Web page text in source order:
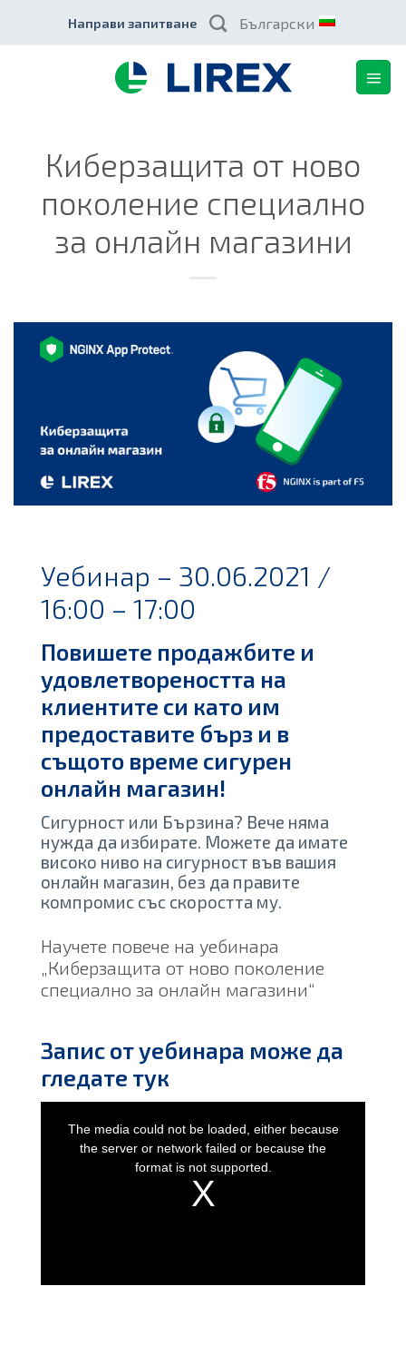
content
Направи запитване Български
Киберзащита от ново
поколение специално
за онлайн магазини
Уебинар – 30.06.2021 /
16:00 – 17:00
Повишете продажбите и
удовлетвореността на
клиентите си като им
предоставите бърз и в
същото време сигурен
онлайн магазин!
Сигурност или Бързина? Вече няма
нужда да избирате. Можете да имате
високо ниво на сигурност във вашия
онлайн магазин, без да правите
компромис със скоростта му.
Научете повече на уебинара
„Киберзащита от ново поколение
специално за онлайн магазини“
Запис от уебинара може да
гледате тук
The media could not be loaded, either because
the server or network failed or because the
format is not supported.